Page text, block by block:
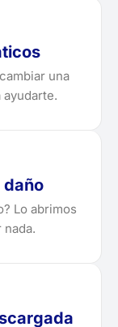
una
ayudarte.
Lo abrimos